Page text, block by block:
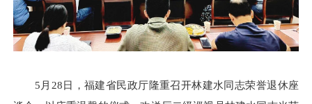
5月28日，福建省民政厅隆重召开林建水同志荣誉退休座